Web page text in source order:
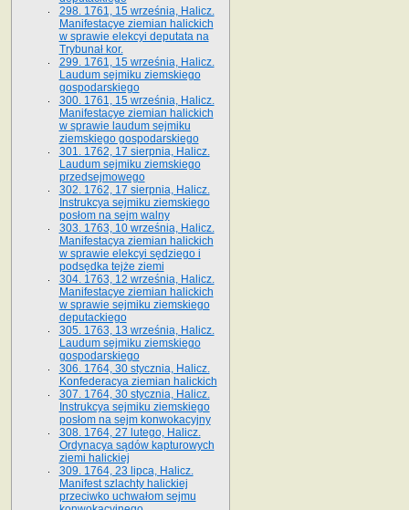
298. 1761, 15 września, Halicz.
Manifestacye ziemian halickich
w sprawie elekcyi deputata na
Trybunał kor.
299. 1761, 15 września, Halicz.
Laudum sejmiku ziemskiego
gospodarskiego
300. 1761, 15 września, Halicz.
Manifestacye ziemian halickich
w sprawie laudum sejmiku
ziemskiego gospodarskiego
301. 1762, 17 sierpnia, Halicz.
Laudum sejmiku ziemskiego
przedsejmowego
302. 1762, 17 sierpnia, Halicz.
Instrukcya sejmiku ziemskiego
posłom na sejm walny
303. 1763, 10 września, Halicz.
Manifestacya ziemian halickich
w sprawie elekcyi sędziego i
podsędka tejże ziemi
304. 1763, 12 września, Halicz.
Manifestacye ziemian halickich
w sprawie sejmiku ziemskiego
deputackiego
305. 1763, 13 września, Halicz.
Laudum sejmiku ziemskiego
gospodarskiego
306. 1764, 30 stycznia, Halicz.
Konfederacya ziemian halickich
307. 1764, 30 stycznia, Halicz.
Instrukcya sejmiku ziemskiego
posłom na sejm konwokacyjny
308. 1764, 27 lutego, Halicz.
Ordynacya sądów kapturowych
ziemi halickiej
309. 1764, 23 lipca, Halicz.
Manifest szlachty halickiej
przeciwko uchwałom sejmu